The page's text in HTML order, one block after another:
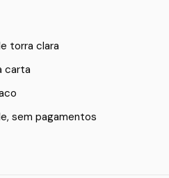
torra clara
carta
sem pagamentos